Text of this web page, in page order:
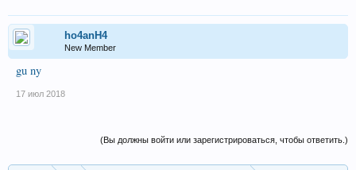
ho4anH4
New Member
gu ny
17 июл 2018
(Вы должны войти или зарегистрироваться, чтобы ответить.)